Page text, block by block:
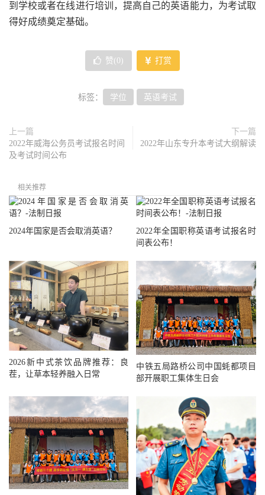
到学校或者在线进行培训，提高自己的英语能力，为考试取
得好成绩奠定基础。
赞( 0 ) 打赏
标签： 学位 英语考试
上一篇
2022年威海公务员考试报名时间
及考试时间公布
下一篇
2022年山东专升本考试大纲解读
相关推荐
2024年国家是否会取消英语？
2022年全国职称英语考试报名时
间表公布！
2026新中式茶饮品牌推荐：良
茬，让草本轻养融入日常
中铁五局路桥公司中国蚝都项目
部开展职工集体生日会